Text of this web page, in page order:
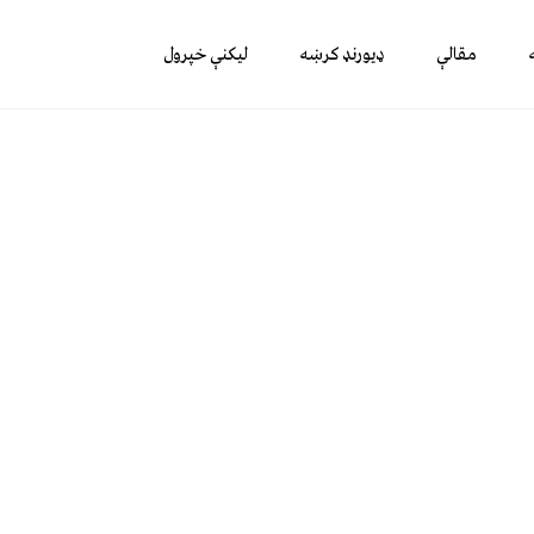
مقالې ډیورنډ کرښه لیکنې خپرول